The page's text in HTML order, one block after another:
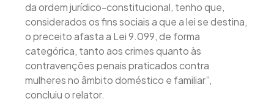
da ordem jurídico-constitucional, tenho que,
considerados os fins sociais a que a lei se destina,
o preceito afasta a Lei 9.099, de forma
categórica, tanto aos crimes quanto às
contravenções penais praticados contra
mulheres no âmbito doméstico e familiar”,
concluiu o relator.